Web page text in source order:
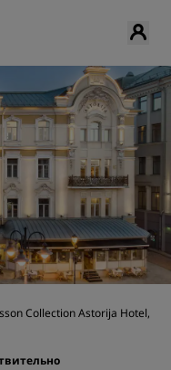
Collection Astorija Hotel,